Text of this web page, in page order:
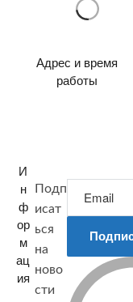
Адрес и время
работы
И
н
ф
ор
м
ац
ия
Подп
исат
ься
на
ново
сти